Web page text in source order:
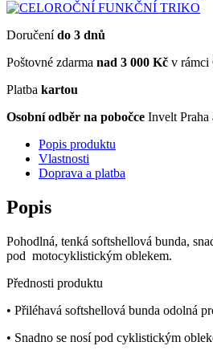
Doručenído 3 dnů
Poštovné zdarma nad 3 000 Kč v rámci
Platba kartou
Osobní odběr na pobočce Invelt Praha
Popis produktu
Vlastnosti
Doprava a platba
Popis
Pohodlná, tenká softshellová bunda,
pod motocyklistickým oblekem.
Přednosti produktu
• Přiléhavá softshellová bunda odolná
• Snadno se nosí pod cyklistickým